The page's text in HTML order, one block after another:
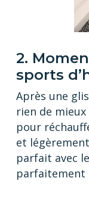
2.
sports
Après une
rien de mieux
pour
et
parfait avec
parfaitement